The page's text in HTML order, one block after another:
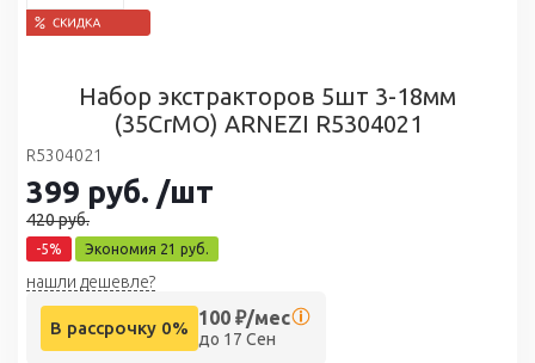
Набор экстракторов 5шт 3-18мм
(35CrMO) ARNEZI R5304021
R5304021
399 руб. /шт
420руб.
-5% Экономия 21 руб.
нашли дешевле?
В рассрочку 0% 100 ₽/мес
до 17 Сен